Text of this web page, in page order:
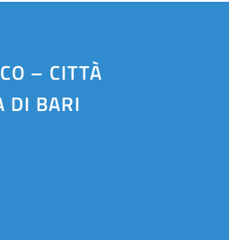
– CITTÀ
DI BARI